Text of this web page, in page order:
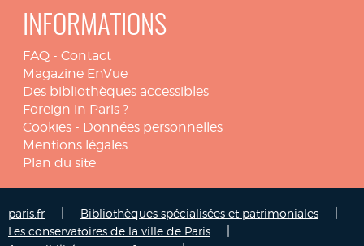
INFORMATIONS
FAQ - Contact
Magazine EnVue
Des bibliothèques accessibles
Foreign in Paris ?
Cookies - Données personnelles
Mentions légales
Plan du site
paris.fr Bibliothèques spécialisées et patrimoniales
Les conservatoires de la ville de Paris